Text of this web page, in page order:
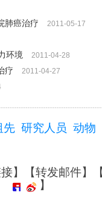
肺癌治疗
2011-05-17
环境 2011-04-28
疗 2011-04-27
先 研究人员 动物
】【转发邮件】
】